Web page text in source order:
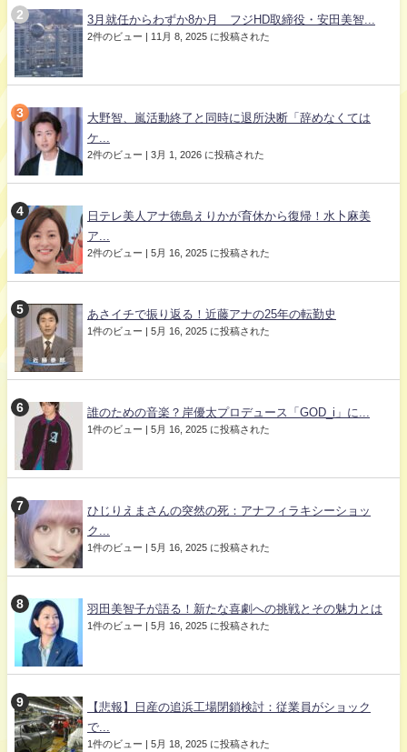
3月就任からわずか8か月 フジHD取締役・安田美智...
2件のビュー | 11月 8, 2025 に投稿された
大野智、嵐活動終了と同時に退所決断「辞めなくては
ケ...
2件のビュー | 3月 1, 2026 に投稿された
日テレ美人アナ徳島えりかが育休から復帰！水卜麻美
ア...
2件のビュー | 5月 16, 2025 に投稿された
あさイチで振り返る！近藤アナの25年の転勤史
1件のビュー | 5月 16, 2025 に投稿された
誰のための音楽？岸優太プロデュース「GOD_i」に...
1件のビュー | 5月 16, 2025 に投稿された
ひじりえまさんの突然の死：アナフィラキシーショッ
ク...
1件のビュー | 5月 16, 2025 に投稿された
羽田美智子が語る！新たな喜劇への挑戦とその魅力とは
1件のビュー | 5月 16, 2025 に投稿された
【悲報】日産の追浜工場閉鎖検討：従業員がショック
で...
1件のビュー | 5月 18, 2025 に投稿された